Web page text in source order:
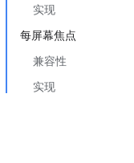
实现
每屏幕焦点
兼容性
实现